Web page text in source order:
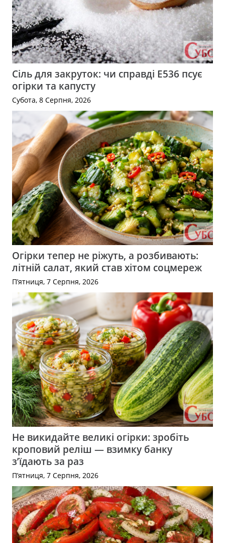
Сіль для закруток: чи справді Е536 псує
огірки та капусту
Субота, 8 Серпня, 2026
Огірки тепер не ріжуть, а розбивають:
літній салат, який став хітом соцмереж
П’ятниця, 7 Серпня, 2026
Не викидайте великі огірки: зробіть
кроповий реліш — взимку банку
з’їдають за раз
П’ятниця, 7 Серпня, 2026